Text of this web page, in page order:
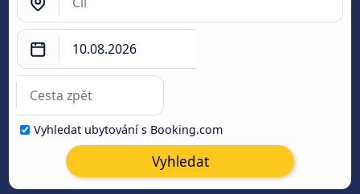
Vyhledat ubytování s Booking.com
Vyhledat